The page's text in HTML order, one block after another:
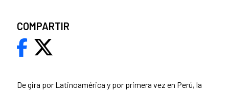
De gira por Latinoamérica y por primera vez en Perú, la
COMPARTIR